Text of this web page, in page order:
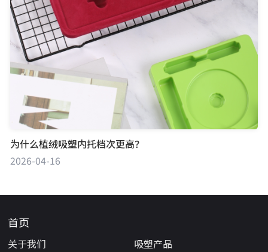
为什么植绒吸塑内托档次更高？
2026-04-16
首页
关于我们
吸塑产品